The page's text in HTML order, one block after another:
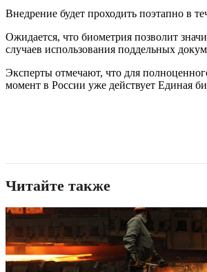
Внедрение будет проходить поэтапно в
Ожидается, что биометрия позволит
случаев использования поддельных
Эксперты отмечают, что для
момент в России уже действует Единая
Читайте также